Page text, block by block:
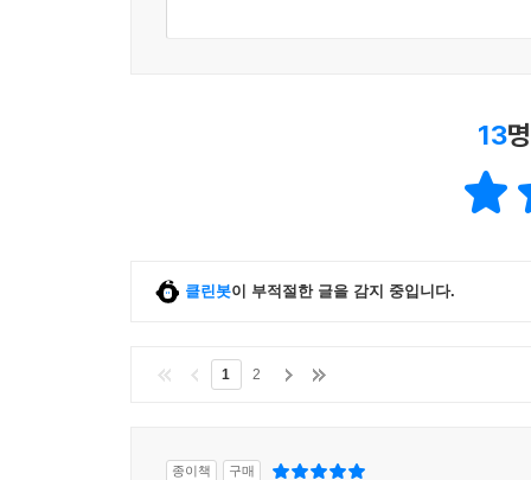
13
클린봇이 부적절한 글을 감지 중입니다.
1 2
종이책 구매